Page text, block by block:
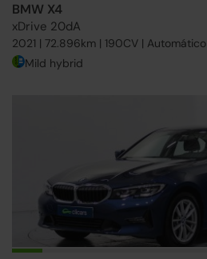
BMW X4
xDrive 20dA
2021 | 72.896km | 190CV | Automático
Mild hybrid